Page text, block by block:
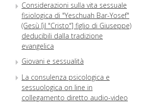
Considerazioni sulla vita sessuale
fisiologica di "Yeschuah Bar-Yosef"
(Gesù [il "Cristo"] figlio di Giuseppe)
deducibili dalla tradizione
evangelica
Giovani e sessualità
La consulenza psicologica e
sessuologica on line in
collegamento diretto audio-video